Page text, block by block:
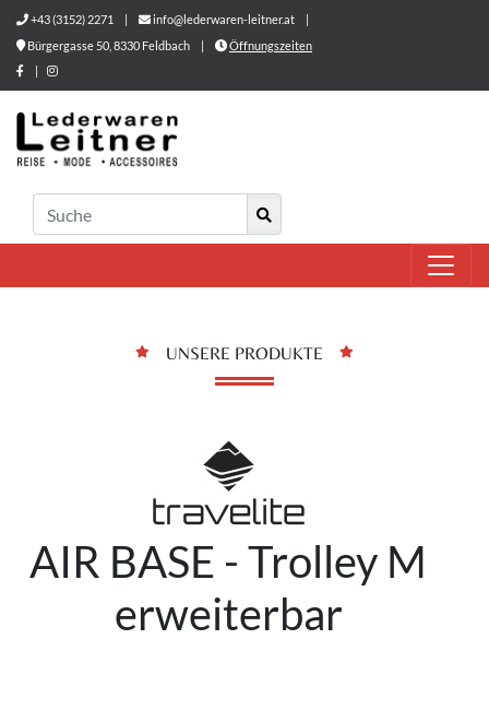
+43 (3152) 2271 | info@lederwaren-leitner.at
|
Bürgergasse 50, 8330 Feldbach
|
Öffnungszeiten
|
UNSERE PRODUKTE
AIR BASE - Trolley M
erweiterbar